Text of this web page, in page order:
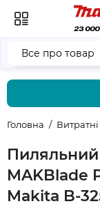
Головна
MAKBlade
Makita B-
Все про товар